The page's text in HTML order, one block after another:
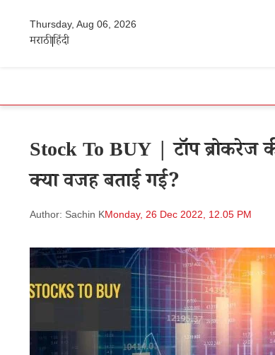
Thursday, Aug 06, 2026
मराठीहिंदी
Stock To BUY | टॉप
क्या वजह बताई गई?
Author: Sachin KMonday, 26 Dec 2022, 12.05 PM